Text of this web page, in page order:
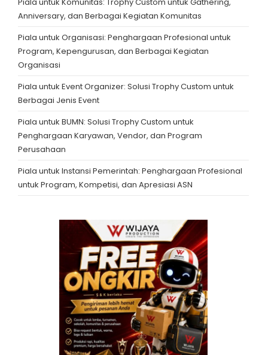
Anniversary, dan Berbagai Kegiatan Komunitas
Piala untuk Organisasi: Penghargaan Profesional untuk
Program, Kepengurusan, dan Berbagai Kegiatan
Organisasi
Piala untuk Event Organizer: Solusi Trophy Custom untuk
Berbagai Jenis Event
Piala untuk BUMN: Solusi Trophy Custom untuk
Penghargaan Karyawan, Vendor, dan Program
Perusahaan
Piala untuk Instansi Pemerintah: Penghargaan Profesional
untuk Program, Kompetisi, dan Apresiasi ASN